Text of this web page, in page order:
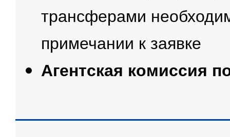
трансферами
примечании к заявке
Агентская комиссия